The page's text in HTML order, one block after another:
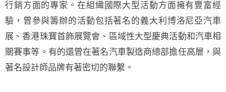
行銷方面的專家。在組織國際大型活動方面擁有豐富經
驗，曾參與籌辦的活動包括著名的義大利博洛尼亞汽車
展、香港珠寶首飾展覽會、區域性大型慶典活動和汽車相
關賽事等。有的還曾在著名汽車製造商總部擔任高層，與
著名設計師品牌有著密切的聯繫。